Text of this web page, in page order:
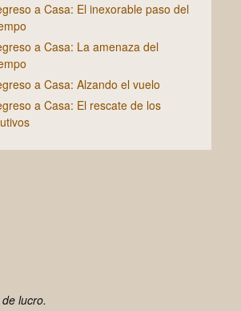
a Casa: El inexorable paso del
a Casa: La amenaza del
a Casa: Alzando el vuelo
a Casa: El rescate de los
lucro.